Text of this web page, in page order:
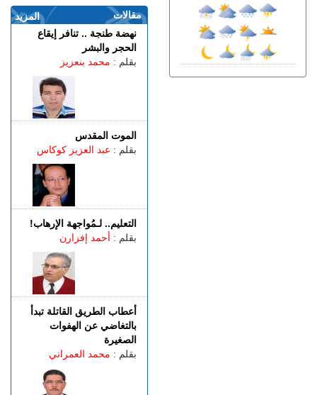
المزيد
مقالات
نهضة طنجة .. تنافر إيقاع
الحجر والبشر
بقلم : محمد بنعزيز
الموت المقدس
بقلم : عبد العزيز كوكاس
التعليم.. لـمُواجهة الإرهاب!
بقلم : أحمد إفزارن
أعطاب الطريق القاتلة تبدأ
بالتغاضي عن الهفوات
الصغيرة
بقلم : محمد العمراني
في تخصصات مختلفة.. المختبر
الوطني للشرطة العلمية يتوج
بشهادة الجودة الدولية
الأربعاء 05 غشت | 22:32
الفنيدق.. الدرك الملكي يطيح